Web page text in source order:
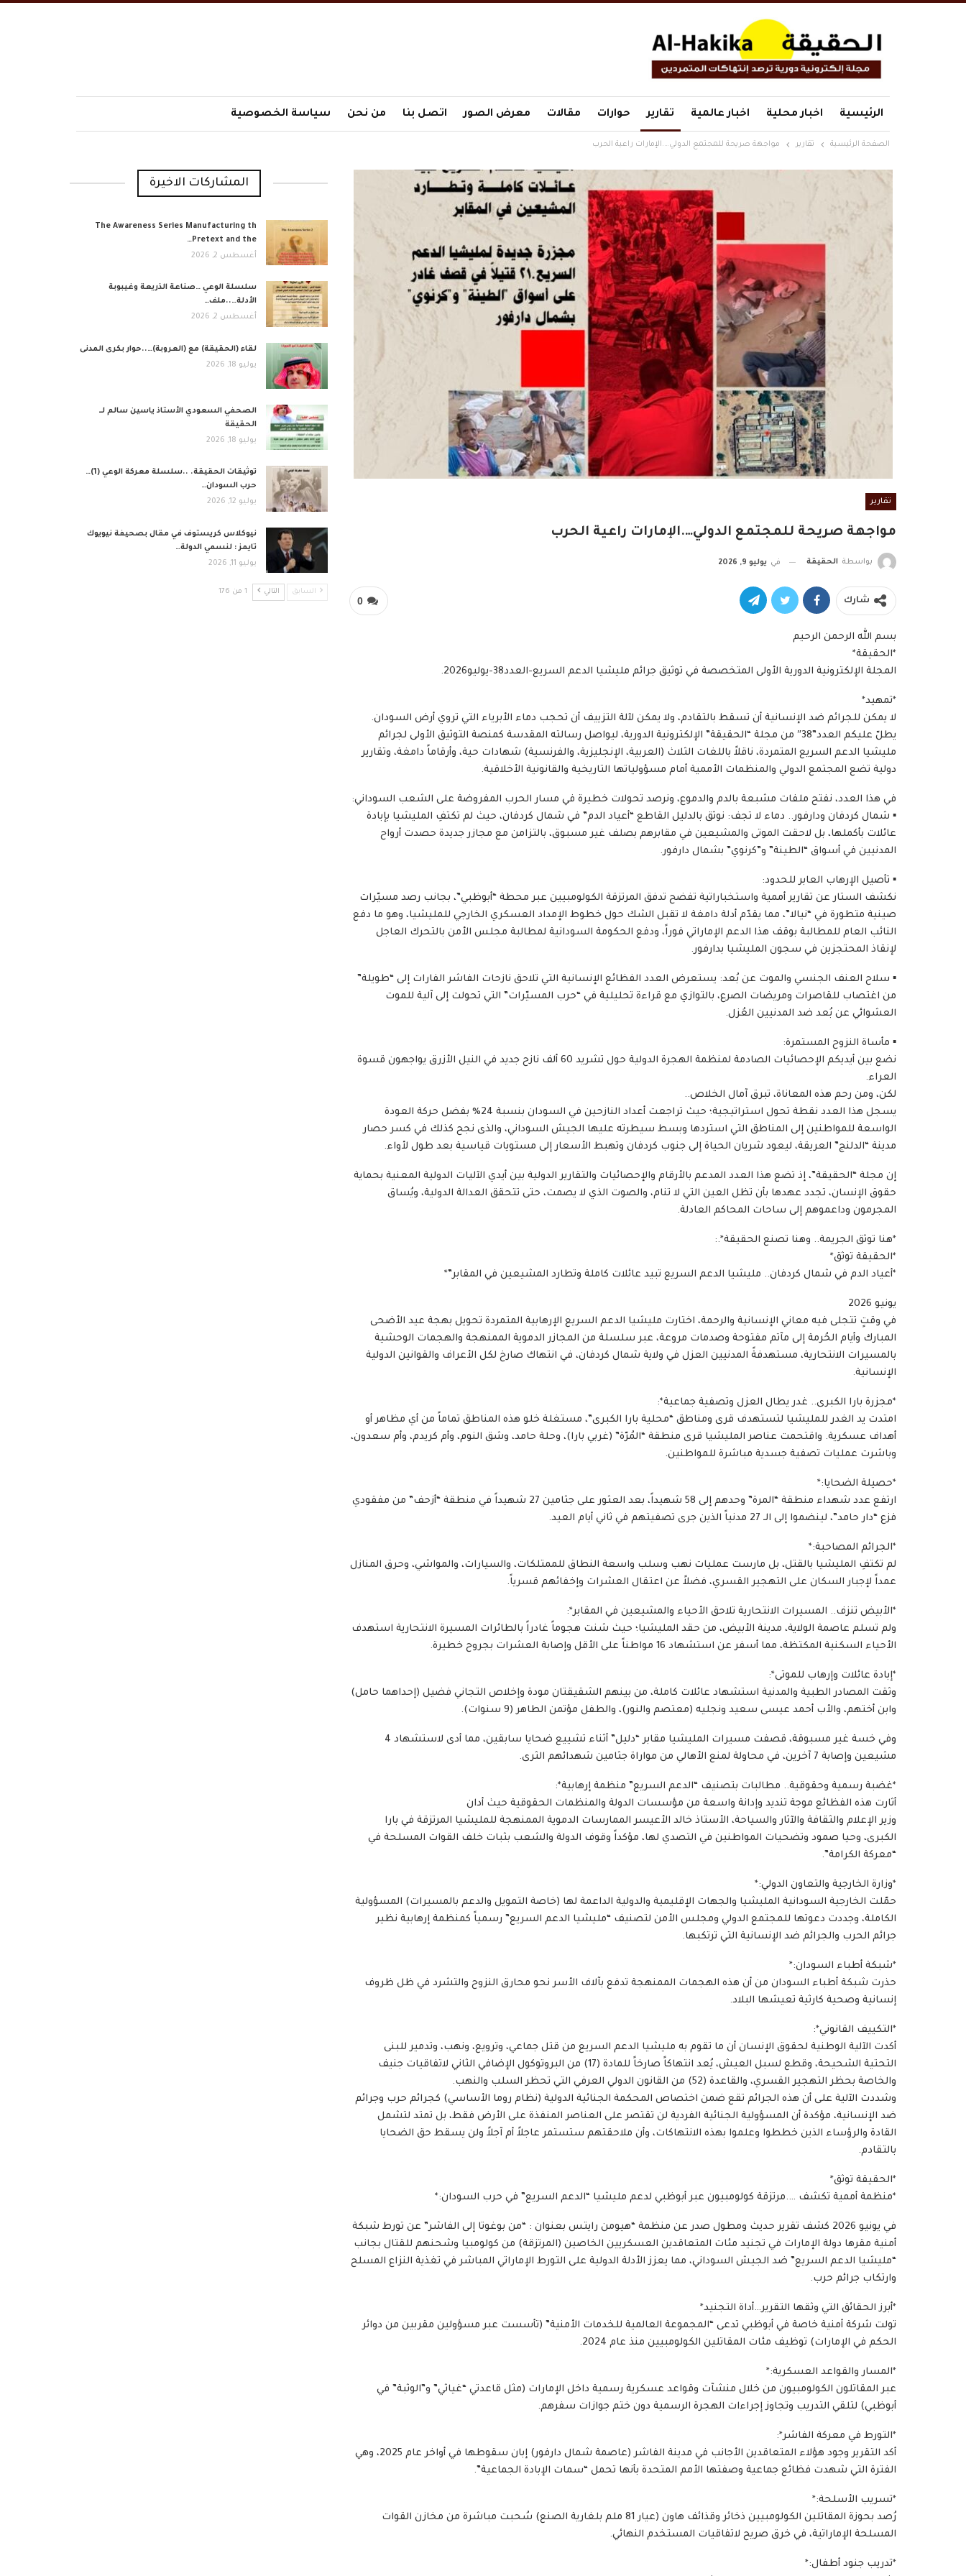
الرئيسية اخبار محلية اخبار عالمية تقارير حوارات مقالات معرض الصور اتصل بنا من نحن سياسة الخصوصية
الصفحة الرئيسية تقارير مواجهة صريحة للمجتمع الدولي….الإمارات راعية الحرب
تقارير
مواجهة صريحة للمجتمع الدولي….الإمارات راعية الحرب
بواسطة الحقيقة في يوليو 9, 2026
0 شارك
بسم الله الرحمن الرحيم
*الحقيقة*
المجلة الإلكترونية الدورية الأولى المتخصصة في توثيق جرائم مليشيا الدعم السريع-العدد38-يوليو2026.
*تمهيد*
لا يمكن للجرائم ضد الإنسانية أن تسقط بالتقادم، ولا يمكن لآلة التزييف أن تحجب دماء الأبرياء التي تروي أرض السودان.
يطلّ عليكم العدد”38″ من مجلة “الحقيقة” الإلكترونية الدورية، ليواصل رسالته المقدسة كمنصة التوثيق الأولى لجرائم
مليشيا الدعم السريع المتمردة، ناقلاً باللغات الثلاث (العربية، الإنجليزية، والفرنسية) شهادات حية، وأرقاماً دامغة، وتقارير
دولية تضع المجتمع الدولي والمنظمات الأممية أمام مسؤولياتها التاريخية والقانونية الأخلاقية.
في هذا العدد، نفتح ملفات مشبعة بالدم والدموع، ونرصد تحولات خطيرة في مسار الحرب المفروضة على الشعب السوداني:
▪︎ شمال كردفان ودارفور.. دماء لا تجف: نوثق بالدليل القاطع “أعياد الدم” في شمال كردفان، حيث لم تكتفِ المليشيا بإبادة
عائلات بأكملها، بل لاحقت الموتى والمشيعين في مقابرهم بصلف غير مسبوق، بالتزامن مع مجازر جديدة حصدت أرواح
المدنيين في أسواق “الطينة” و”كرنوي” بشمال دارفور.
▪︎ تأصيل الإرهاب العابر للحدود:
نكشف الستار عن تقارير أممية واستخباراتية تفضح تدفق المرتزقة الكولومبيين عبر محطة “أبوظبي”، بجانب رصد مسيّرات
صينية متطورة في “نيالا”، مما يقدّم أدلة دامغة لا تقبل الشك حول خطوط الإمداد العسكري الخارجي للمليشيا، وهو ما دفع
النائب العام للمطالبة بوقف هذا الدعم الإماراتي فوراً، ودفع الحكومة السودانية لمطالبة مجلس الأمن بالتحرك العاجل
لإنقاذ المحتجزين في سجون المليشيا بدارفور.
▪︎ سلاح العنف الجنسي والموت عن بُعد: يستعرض العدد الفظائع الإنسانية التي تلاحق نازحات الفاشر الفارات إلى “طويلة”
من اغتصاب للقاصرات ومريضات الصرع، بالتوازي مع قراءة تحليلية في “حرب المسيّرات” التي تحولت إلى آلية للموت
العشوائي عن بُعد ضد المدنيين العُزل.
▪︎ مأساة النزوح المستمرة:
نضع بين أيديكم الإحصائيات الصادمة لمنظمة الهجرة الدولية حول تشريد 60 ألف نازح جديد في النيل الأزرق يواجهون قسوة
العراء.
لكن، ومن رحم هذه المعاناة، تبرق آمال الخلاص..
يسجل هذا العدد نقطة تحول استراتيجية؛ حيث تراجعت أعداد النازحين في السودان بنسبة 24% بفضل حركة العودة
الواسعة للمواطنين إلى المناطق التي استردها وبسط سيطرته عليها الجيش السوداني، والذى نجح كذلك في كسر حصار
مدينة “الدلنج” العريقة، ليعود شريان الحياة إلى جنوب كردفان وتهبط الأسعار إلى مستويات قياسية بعد طول لأواء.
إن مجلة “الحقيقة”، إذ تضع هذا العدد المدعم بالأرقام والإحصائيات والتقارير الدولية بين أيدي الآليات الدولية المعنية بحماية
حقوق الإنسان، تجدد عهدها بأن تظل العين التي لا تنام، والصوت الذي لا يصمت، حتى تتحقق العدالة الدولية، ويُساق
المجرمون وداعموهم إلى ساحات المحاكم العادلة.
*هنا توثق الجريمة.. وهنا تصنع الحقيقة*.:
*الحقيقة توثق*
*أعياد الدم في شمال كردفان.. مليشيا الدعم السريع تبيد عائلات كاملة وتطارد المشيعين في المقابر”*
يونيو 2026
في وقتٍ تتجلى فيه معاني الإنسانية والرحمة، اختارت مليشيا الدعم السريع الإرهابية المتمردة تحويل بهجة عيد الأضحى
المبارك وأيام الحُرمة إلى مآتم مفتوحة وصدمات مروعة، عبر سلسلة من المجازر الدموية الممنهجة والهجمات الوحشية
بالمسيرات الانتحارية، مستهدفةً المدنيين العزل في ولاية شمال كردفان، في انتهاك صارخ لكل الأعراف والقوانين الدولية
الإنسانية.
*مجزرة بارا الكبرى.. غدر يطال العزل وتصفية جماعية*:
امتدت يد الغدر للمليشيا لتستهدف قرى ومناطق “محلية بارا الكبرى”، مستغلة خلو هذه المناطق تماماً من أي مظاهر أو
أهداف عسكرية. واقتحمت عناصر المليشيا قرى منطقة “المُرّة” (غربي بارا)، وحلة حامد، وشق النوم، وأم كريدم، وأم سعدون،
وباشرت عمليات تصفية جسدية مباشرة للمواطنين.
*حصيلة الضحايا:*
ارتفع عدد شهداء منطقة “المرة” وحدهم إلى 58 شهيداً، بعد العثور على جثامين 27 شهيداً في منطقة “أزحف” من مفقودي
فزع “دار حامد”، لينضموا إلى الـ 27 مدنياً الذين جرى تصفيتهم في ثاني أيام العيد.
*الجرائم المصاحبة:*
لم تكتفِ المليشيا بالقتل، بل مارست عمليات نهب وسلب واسعة النطاق للممتلكات، والسيارات، والمواشي، وحرق المنازل
عمداً لإجبار السكان على التهجير القسري، فضلاً عن اعتقال العشرات وإخفائهم قسرياً.
*الأبيض تنزف.. المسيرات الانتحارية تلاحق الأحياء والمشيعين في المقابر*:
ولم تسلم عاصمة الولاية، مدينة الأبيض، من حقد المليشيا؛ حيث شنت هجوماً غادراً بالطائرات المسيرة الانتحارية استهدف
الأحياء السكنية المكتظة، مما أسفر عن استشهاد 16 مواطناً على الأقل وإصابة العشرات بجروح خطيرة.
*إبادة عائلات وإرهاب للموتى*:
وثقت المصادر الطبية والمدنية استشهاد عائلات كاملة، من بينهم الشقيقتان مودة وإخلاص التجاني فضيل (إحداهما حامل)
وابن أختهم، والأب أحمد عيسى سعيد ونجليه (معتصم والنور)، والطفل مؤتمن الطاهر (9 سنوات).
وفي خسة غير مسبوقة، قصفت مسيرات المليشيا مقابر “دليل” أثناء تشييع ضحايا سابقين، مما أدى لاستشهاد 4
مشيعين وإصابة 7 آخرين، في محاولة لمنع الأهالي من مواراة جثامين شهدائهم الثرى.
*غضبة رسمية وحقوقية.. مطالبات بتصنيف “الدعم السريع” منظمة إرهابية*:
أثارت هذه الفظائع موجة تنديد وإدانة واسعة من مؤسسات الدولة والمنظمات الحقوقية حيث أدان
وزير الإعلام والثقافة والآثار والسياحة، الأستاذ خالد الأعيسر الممارسات الدموية الممنهجة للمليشيا المرتزقة في بارا
الكبرى، وحيا صمود وتضحيات المواطنين في التصدي لها، مؤكداً وقوف الدولة والشعب بثبات خلف القوات المسلحة في
“معركة الكرامة”.
*وزارة الخارجية والتعاون الدولي:*
حمّلت الخارجية السودانية المليشيا والجهات الإقليمية والدولية الداعمة لها (خاصة التمويل والدعم بالمسيرات) المسؤولية
الكاملة، وجددت دعوتها للمجتمع الدولي ومجلس الأمن لتصنيف “مليشيا الدعم السريع” رسمياً كمنظمة إرهابية نظير
جرائم الحرب والجرائم ضد الإنسانية التي ترتكبها.
*شبكة أطباء السودان:*
حذرت شبكة أطباء السودان من أن هذه الهجمات الممنهجة تدفع بآلاف الأسر نحو محارق النزوح والتشرد في ظل ظروف
إنسانية وصحية كارثية تعيشها البلاد.
*التكييف القانوني*:
أكدت الآلية الوطنية لحقوق الإنسان أن ما تقوم به مليشيا الدعم السريع من قتل جماعي، وترويع، ونهب، وتدمير للبنى
التحتية الشحيحة، وقطع لسبل العيش، يُعد انتهاكاً صارخاً للمادة (17) من البروتوكول الإضافي الثاني لاتفاقيات جنيف
والخاصة بحظر التهجير القسري، والقاعدة (52) من القانون الدولي العرفي التي تحظر السلب والنهب.
وشددت الآلية على أن هذه الجرائم تقع ضمن اختصاص المحكمة الجنائية الدولية (نظام روما الأساسي) كجرائم حرب وجرائم
ضد الإنسانية، مؤكدة أن المسؤولية الجنائية الفردية لن تقتصر على العناصر المنفذة على الأرض فقط، بل تمتد لتشمل
القادة والرؤساء الذين خططوا وعلموا بهذه الانتهاكات، وأن ملاحقتهم ستستمر عاجلاً أم آجلاً ولن يسقط حق الضحايا
بالتقادم.
*الحقيقة توثق*
*منظمة أممية تكشف ….مرتزقة كولومبيون عبر أبوظبي لدعم مليشيا “الدعم السريع” في حرب السودان:*
في يونيو 2026 كشف تقرير حديث ومطول صدر عن منظمة “هيومن رايتس بعنوان : “من بوغوتا إلى الفاشر” عن تورط شبكة
أمنية مقرها دولة الإمارات في تجنيد مئات المتعاقدين العسكريين الخاصين (المرتزقة) من كولومبيا وشحنهم للقتال بجانب
“مليشيا الدعم السريع” ضد الجيش السوداني، مما يعزز الأدلة الدولية على التورط الإماراتي المباشر في تغذية النزاع المسلح
وارتكاب جرائم حرب.
*أبرز الحقائق التي وثقها التقرير…أداة التجنيد*
تولت شركة أمنية خاصة في أبوظبي تدعى “المجموعة العالمية للخدمات الأمنية” (تأسست عبر مسؤولين مقربين من دوائر
الحكم في الإمارات) توظيف مئات المقاتلين الكولومبيين منذ عام 2024.
*المسار والقواعد العسكرية:*
عبر المقاتلون الكولومبيون من خلال منشآت وقواعد عسكرية رسمية داخل الإمارات (مثل قاعدتي “غياثي” و”الوثبة” في
أبوظبي) لتلقي التدريب وتجاوز إجراءات الهجرة الرسمية دون ختم جوازات سفرهم.
*التورط في معركة الفاشر*:
أكد التقرير وجود هؤلاء المتعاقدين الأجانب في مدينة الفاشر (عاصمة شمال دارفور) إبان سقوطها في أواخر عام 2025، وهي
الفترة التي شهدت فظائع جماعية وصفتها الأمم المتحدة بأنها تحمل “سمات الإبادة الجماعية”.
*تسريب الأسلحة:*
رُصد بحوزة المقاتلين الكولومبيين ذخائر وقذائف هاون (عيار 81 ملم بلغارية الصنع) سُحبت مباشرة من مخازن القوات
المسلحة الإماراتية، في خرق صريح لاتفاقيات المستخدم النهائي.
*تدريب جنود أطفال:*
المشاركات الاخيرة
The Awareness Series Manufacturing th
Pretext and the…
أغسطس 2, 2026
​سلسلة الوعي …صناعة الذريعة وغيبوبة
الأدلة…..ملف…
أغسطس 2, 2026
لقاء (الحقيقة) مع (العروبة)…..حوار بكرى المدنى
يوليو 18, 2026
الصحفي السعودي الأستاذ ياسين سالم لــ
الحقيقة
يوليو 18, 2026
توثيقات الحقيقة. ..سلسلة معركة الوعي (1)…
حرب السودان…
يوليو 12, 2026
نيوكلاس كريستوف في مقال بصحيفة نيويوك
تايمز : لنسمي الدولة…
يوليو 11, 2026
السابق التالي 1 من 176